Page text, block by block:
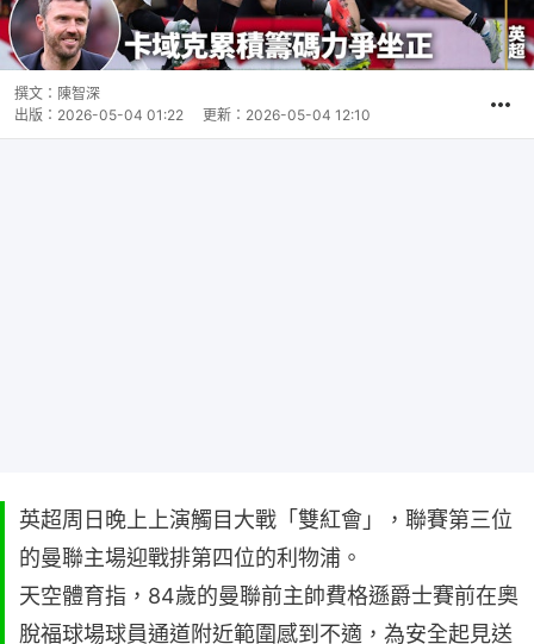
撰文： 陳智深
出版： 2026-05-04 01:22 更新： 2026-05-04 12:10
英超周日晚上上演觸目大戰「雙紅會」，聯賽第三位
的曼聯主場迎戰排第四位的利物浦。
天空體育指，84歲的曼聯前主帥費格遜爵士賽前在奧
脫福球場球員通道附近範圍感到不適，為安全起見送